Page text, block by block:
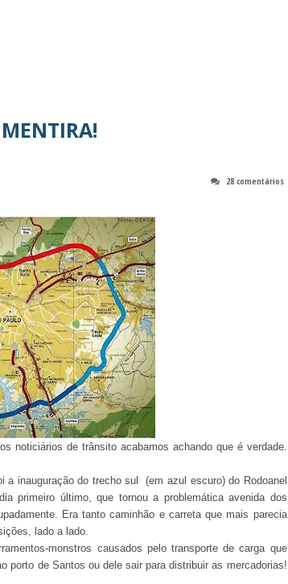
28 comentários
noticiários de trânsito acabamos achando que é verdade.
a inauguração do trecho sul (em azul escuro) do Rodoanel
primeiro último, que tornou a problemática avenida dos
Era tanto caminhão e carreta que mais parecia
lado a lado.
monstros causados pelo transporte de carga que
porto de Santos ou dele sair para distribuir as mercadorias!